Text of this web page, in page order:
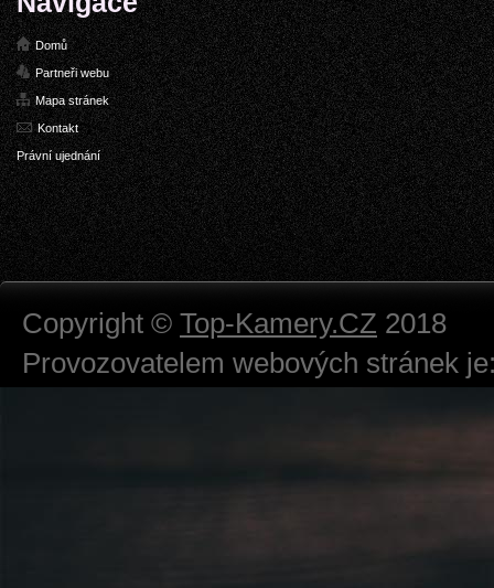
Domů
Partneři webu
Mapa stránek
Kontakt
Právní ujednání
Copyright © Top-Kamery.CZ 2018
Provozovatelem webových stránek
Městský soud v Praze spisová